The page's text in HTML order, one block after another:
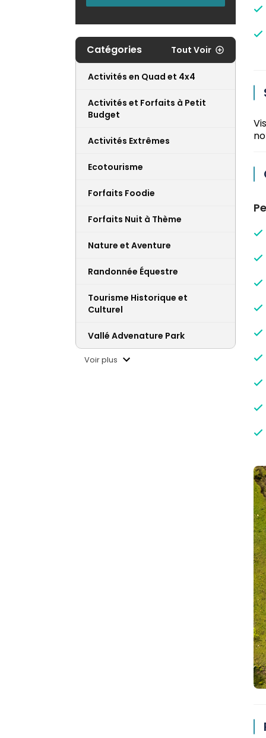
Catégories Tout Voir
Activités en Quad et 4x4
Activités et Forfaits à Petit
Budget
Activités Extrêmes
Ecotourisme
Forfaits Foodie
Forfaits Nuit à Thème
Nature et Aventure
Randonnée Équestre
Tourisme Historique et
Culturel
Vallé Advenature Park
Voir plus